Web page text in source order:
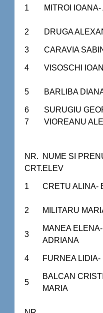
1 MITROI
2 DRUGA
3
CARAVIA
4 VISOSCHI
5 BARLIBA
6
SURUGIU
7
VIOREANU
NR.
CRT.
NUME SI
ELEV
1 CRETU ALINA-
2 MILITARU
3
MANEA ELENA-
ADRIANA
4 FURNEA LIDIA-
5
BALCAN
MARIA